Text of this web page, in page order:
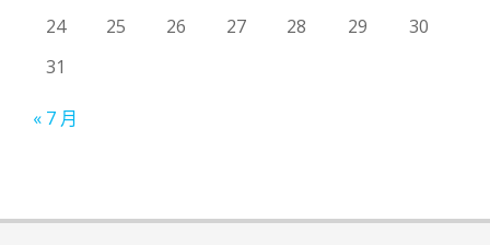
24
25 26 27 28 29
30
31
« 7 月